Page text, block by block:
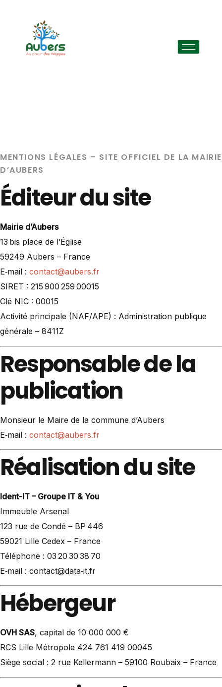
MENTIONS LÉGALES – SITE OFFICIEL DE LA MAIRIE
D’AUBERS
Éditeur du site
Mairie d’Aubers
13 bis place de l’Église
59249 Aubers – France
E‑mail : contact@aubers.fr
SIRET : 215 900 259 00015
Clé NIC : 00015
Activité principale (NAF/APE) : Administration publique
générale – 8411Z
Responsable de la
publication
Monsieur le Maire de la commune d’Aubers
E‑mail : contact@aubers.fr
Réalisation du site
Ident-IT – Groupe IT & You
Immeuble Arsenal
123 rue de Condé – BP 446
59021 Lille Cedex – France
Téléphone : 03 20 30 38 70
E‑mail : contact@data‑it.fr
Hébergeur
OVH SAS, capital de 10 000 000 €
RCS Lille Métropole 424 761 419 00045
Siège social : 2 rue Kellermann – 59100 Roubaix – France